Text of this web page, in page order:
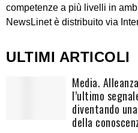
competenze a più livelli in
NewsLinet è distribuito via
ULTIMI ARTICOLI
Media.
l’ultimo
diventando
della